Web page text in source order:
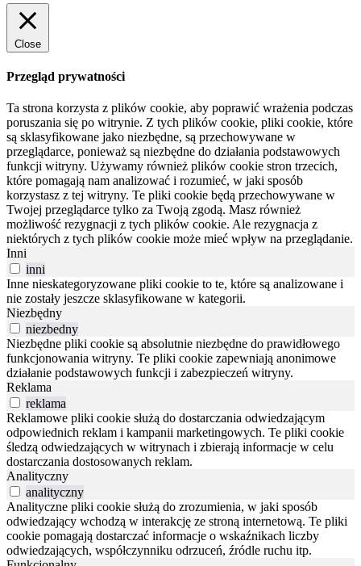
Close
Przegląd prywatności
Ta strona korzysta z plików cookie, aby poprawić wrażenia podczas
poruszania się po witrynie. Z tych plików cookie, pliki cookie, które
są sklasyfikowane jako niezbędne, są przechowywane w
przeglądarce, ponieważ są niezbędne do działania podstawowych
funkcji witryny. Używamy również plików cookie stron trzecich,
które pomagają nam analizować i rozumieć, w jaki sposób
korzystasz z tej witryny. Te pliki cookie będą przechowywane w
Twojej przeglądarce tylko za Twoją zgodą. Masz również
możliwość rezygnacji z tych plików cookie. Ale rezygnacja z
niektórych z tych plików cookie może mieć wpływ na przeglądanie.
Inni
inni
Inne nieskategoryzowane pliki cookie to te, które są analizowane i
nie zostały jeszcze sklasyfikowane w kategorii.
Niezbędny
niezbedny
Niezbędne pliki cookie są absolutnie niezbędne do prawidłowego
funkcjonowania witryny. Te pliki cookie zapewniają anonimowe
działanie podstawowych funkcji i zabezpieczeń witryny.
Reklama
reklama
Reklamowe pliki cookie służą do dostarczania odwiedzającym
odpowiednich reklam i kampanii marketingowych. Te pliki cookie
śledzą odwiedzających w witrynach i zbierają informacje w celu
dostarczania dostosowanych reklam.
Analityczny
analityczny
Analityczne pliki cookie służą do zrozumienia, w jaki sposób
odwiedzający wchodzą w interakcję ze stroną internetową. Te pliki
cookie pomagają dostarczać informacje o wskaźnikach liczby
odwiedzających, współczynniku odrzuceń, źródle ruchu itp.